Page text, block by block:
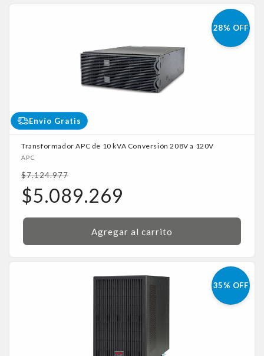
28% OFF
Envío Gratis
Transformador APC de 10 kVA Conversión 208V a 120V
Proveedor:
APC
Precio
habitual
$7.124.977
Precio
de
oferta
$5.089.269
Agregar al carrito
35% OFF